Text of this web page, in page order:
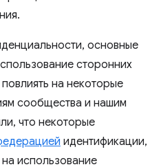
основные
сторонних
на некоторые
сообщества и нашим
что некоторые
идентификации,
использование